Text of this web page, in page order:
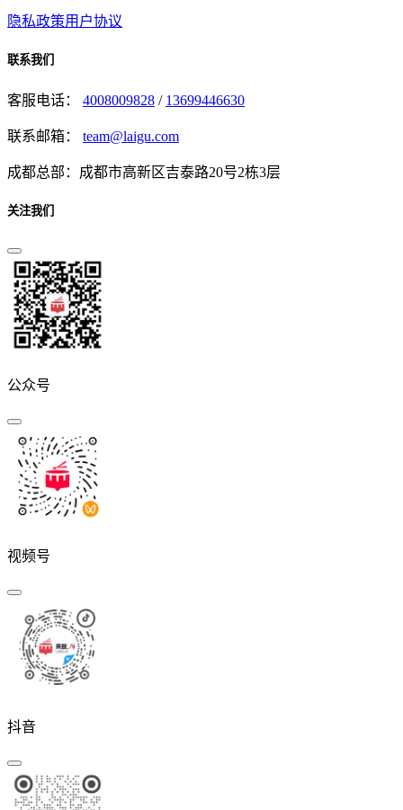
隐私政策用户协议
联系我们
客服电话： 4008009828 / 13699446630
联系邮箱： team@laigu.com
成都总部：成都市高新区吉泰路20号2栋3层
关注我们
公众号
视频号
抖音